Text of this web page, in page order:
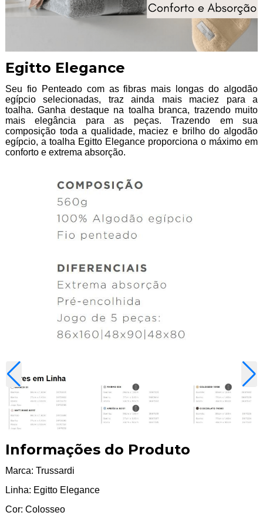
Egitto Elegance
Seu fio Penteado com as fibras mais longas do algodão
egípcio selecionadas, traz ainda mais maciez para a
toalha. Ganha destaque na toalha branca, trazendo muito
mais elegância para as peças. Trazendo em sua
composição toda a qualidade, maciez e brilho do algodão
egípcio, a toalha Egitto Elegance proporciona o máximo em
conforto e extrema absorção.
Informações do Produto
Marca: Trussardi
Linha: Egitto Elegance
Cor: Colosseo